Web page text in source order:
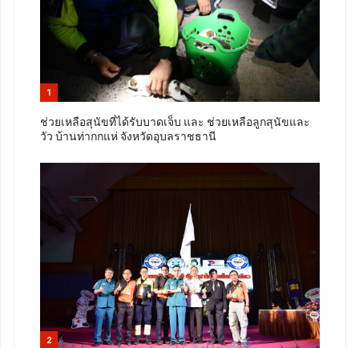
1
ช่วยเหลือสุนัขที่ได้รับบาดเจ็บ และ ช่วยเหลือลูกสุนัขและ
วัว บ้านท่ากกแห่ จังหวัดอุบลราชธานี
2